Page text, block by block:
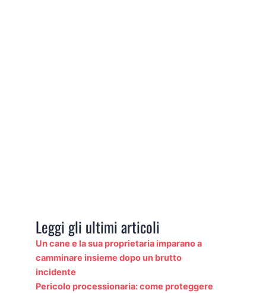
Leggi gli ultimi articoli
Un cane e la sua proprietaria imparano a
camminare insieme dopo un brutto
incidente
Pericolo processionaria: come proteggere